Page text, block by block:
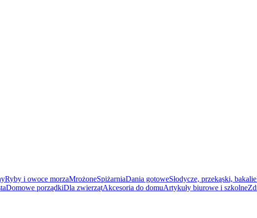
Ryby i owoce morzaMrożoneSpiżarniaDania gotoweSłodycze, przekąski, bakalie
Domowe porządkiDla zwierzątAkcesoria do domuArtykuły biurowe i szkolne